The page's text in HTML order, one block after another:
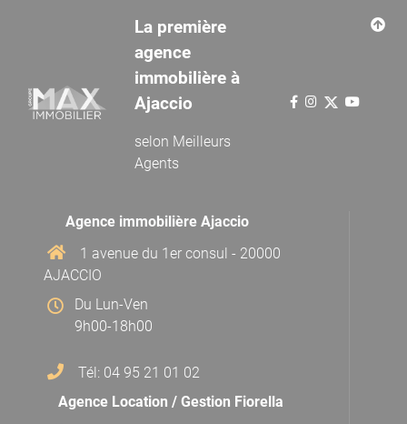
La première
agence
immobilière à
Ajaccio
selon Meilleurs
Agents
Agence immobilière Ajaccio
1 avenue du 1er consul - 20000
AJACCIO
Du Lun-Ven
9h00-18h00
Tél: 04 95 21 01 02
Agence Location / Gestion Fiorella